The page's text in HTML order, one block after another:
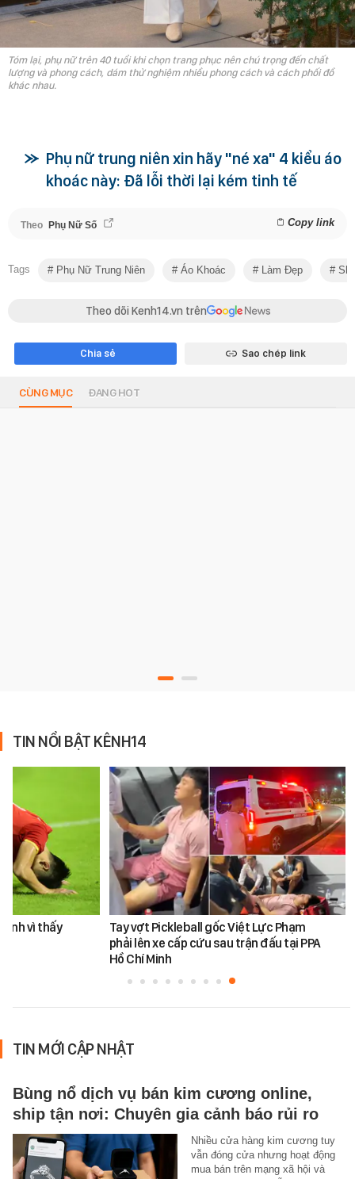
Tóm lại, phụ nữ trên 40 tuổi khi chọn trang phục nên chú trọng đến chất
lượng và phong cách, dám thử nghiệm nhiều phong cách và cách phối đồ
khác nhau.
Phụ nữ trung niên xin hãy "né xa" 4 kiểu áo
khoác này: Đã lỗi thời lại kém tinh tế
Theo Phụ Nữ Số Copy link
Tags Phụ Nữ Trung Niên Áo Khoác Làm Đẹp
Theo dõi Kenh14.vn trên
Chia sẻ Sao chép link
CÙNG MỤC ĐANG HOT
TIN NỔI BẬT KÊNH14
vì thấy
Tay vợt Pickleball gốc Việt Lực Phạm
phải lên xe cấp cứu sau trận đấu tại PPA
Hồ Chí Minh
TIN MỚI CẬP NHẬT
Bùng nổ dịch vụ bán kim cương online,
ship tận nơi: Chuyên gia cảnh báo rủi ro
Nhiều cửa hàng kim cương tuy
vẫn đóng cửa nhưng hoạt động
mua bán trên mạng xã hội và